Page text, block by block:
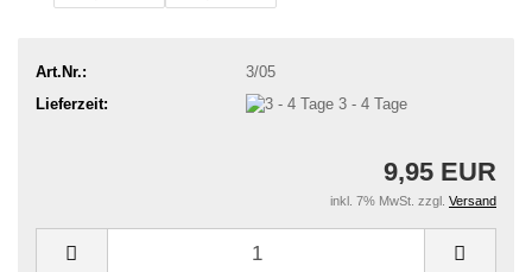
Art.Nr.:
3/05
Lieferzeit:
3 - 4 Tage
9,95 EUR
inkl. 7% MwSt. zzgl. Versand